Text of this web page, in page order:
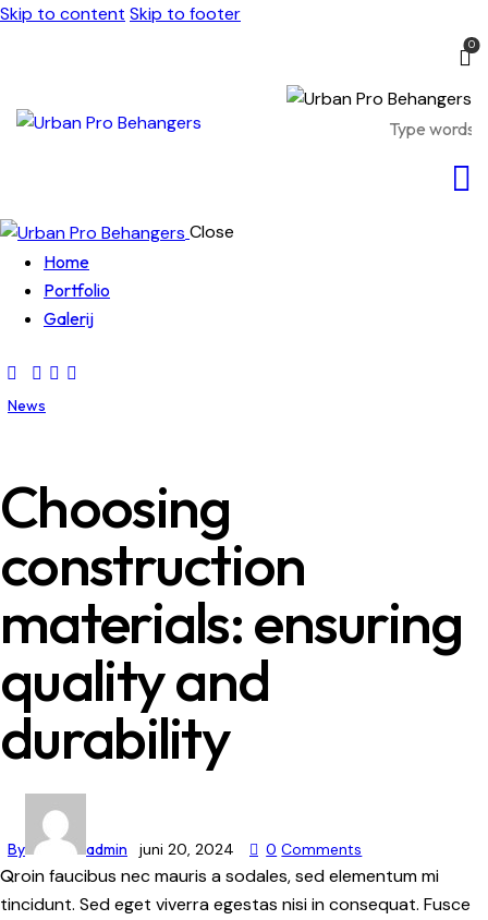
Skip to content Skip to footer
0
Close
Home
Portfolio
Galerij
News
Choosing
construction
materials: ensuring
quality and
durability
By admin juni 20, 2024 0 Comments
Qroin faucibus nec mauris a sodales, sed elementum mi
tincidunt. Sed eget viverra egestas nisi in consequat. Fusce